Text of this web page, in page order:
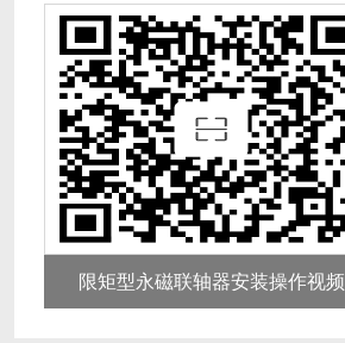
限矩型永磁联轴器安装操作视频